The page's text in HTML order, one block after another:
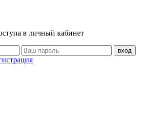
в личный кабинет
вход